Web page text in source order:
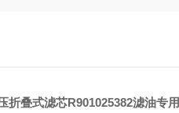
折叠式滤芯R901025382滤油专用